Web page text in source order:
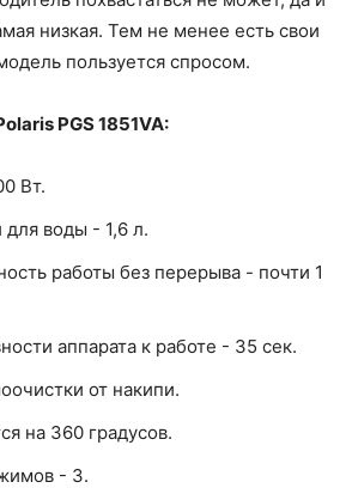
низкая. Тем не менее есть свои
пользуется спросом.
PGS 1851VA:
Вт.
воды - 1,6 л.
работы без перерыва - почти 1
аппарата к работе - 35 сек.
от накипи.
на 360 градусов.
- 3.